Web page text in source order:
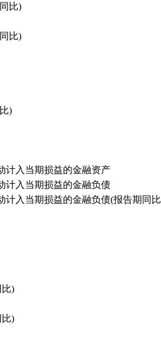
比)
比)
)
计入当期损益的金融资产
计入当期损益的金融负债
计入当期损益的金融负债(报告期同
)
)